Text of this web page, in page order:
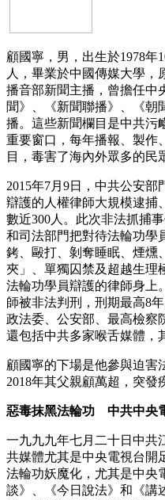
顧國寧，男，出生於1978年
人，畢業於中國傳媒大學，
播音部新聞主播，曾擔任中
聞》、《新聞聯播》、《朝
播。這些新聞欄目是中共污
重要窗口，每年播報、製作
目，毒害了海內外眾多的民
2015年7月9日，中共公安
辯護的人權律師大規模逮捕
數近300人。此次非法抓捕
和司法部門把對待法輪功學
銬、毆打、剝奪睡眠、煙燻
夾」、單獨囚禁及超越生理
法輪功學員辯護的律師身上
師被非法判刑，刑期最高8
政法委、公安部、最高檢察
還包括中共多家喉舌媒體，
顧國寧的下場是他參與迫害
2018年其父親顧萬超，突發
惡毒抹黑法輪功 中共中央
一九九九年七月二十日中共
共媒體尤其是中央電視台開
法輪功妖魔化，尤其是中央
談》、《今日說法》和《講